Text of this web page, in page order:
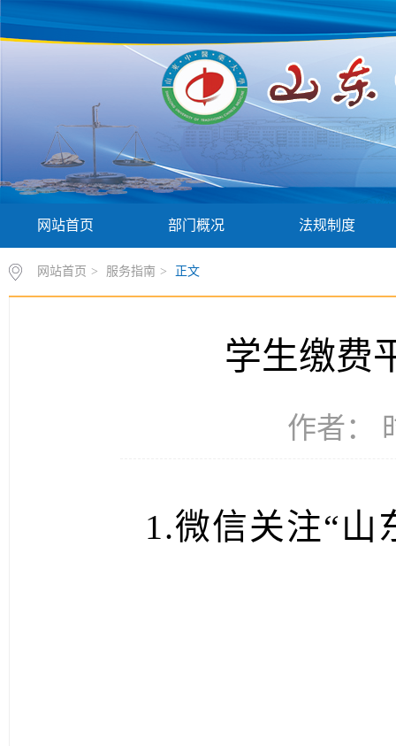
网站首页 部门概况 法规制度
网站首页 > 服务指南 > 正文
学生缴费
作者：
1.微信关注“山